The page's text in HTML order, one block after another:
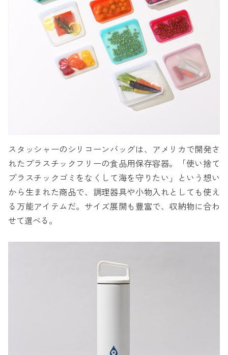
スタッシャーのシリコーンバッグは、アメリカで開発さ
れたプラスチックフリーの食品用保存容器。「使い捨て
プラスチックゴミをなくして海を守りたい」という想い
から生まれた商品で、調理器具や小物入れとしても使え
る万能アイテムだ。サイズ展開も豊富で、収納物に合わ
せて選べる。